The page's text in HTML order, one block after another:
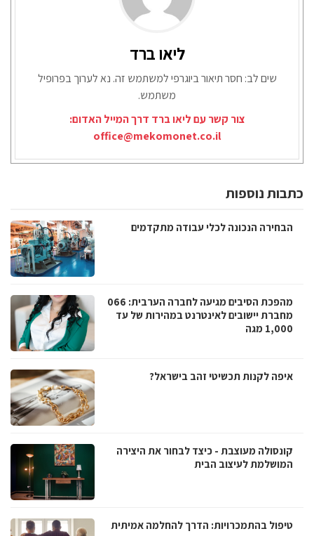
ליאו ברד
שים לב: חסר תיאור ביוגרפי למשתמש זה. נא לערוך בפרופיל
משתמש.
צור קשר עם ליאו ברד דרך המייל האדום:
office@mekomonet.co.il
כתבות נוספות
הבחירה הנכונה לכלי עבודה מתקדמים
מהפכת הסיבים מגיעה לחברה הערבית: 066
מחברת יישובים לאינטרנט במהירות של עד
1,000 מגה
איפה לקנות תכשיטי זהב בישראל?
קונסולה מעוצבת - כיצד לבחור את היצירה
המושלמת לעיצוב הבית
טיפול בהתמכרויות: הדרך להחלמה אמיתית